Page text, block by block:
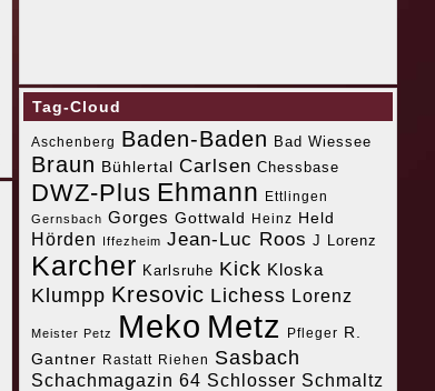
Tag-Cloud
Aschenberg Baden-Baden Bad Wiessee
Braun Bühlertal Carlsen Chessbase
DWZ-Plus Ehmann Ettlingen
Gernsbach Gorges Gottwald Heinz Held
Hörden Iffezheim Jean-Luc Roos J Lorenz
Karcher Karlsruhe Kick Kloska
Klumpp Kresovic Lichess Lorenz
Meister Petz Meko Metz Pfleger R.
Gantner
Rastatt Riehen Sasbach
Schachmagazin 64 Schlosser Schmaltz